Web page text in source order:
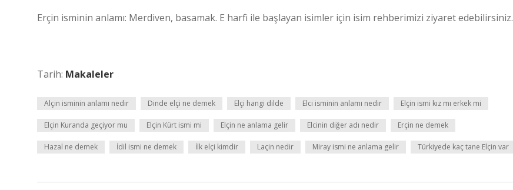
Erçin isminin anlamı: Merdiven, basamak. E harfi ile başlayan isimler için isim rehberimizi ziyaret edebilirsiniz.
Tarih: Makaleler
Alçin isminin anlamı nedir Dinde elçi ne demek Elçi hangi dilde Elci isminin anlamı nedir Elçin ismi kız mı erkek mi
Elçin Kuranda geçiyor mu Elçin Kürt ismi mi Elçin ne anlama gelir Elcinin diğer adı nedir Erçin ne demek
Hazal ne demek İdil ismi ne demek İlk elçi kimdir Laçin nedir Miray ismi ne anlama gelir Türkiyede kaç tane Elçin var